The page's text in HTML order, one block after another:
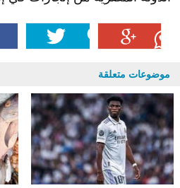
موضوعات متعلقة